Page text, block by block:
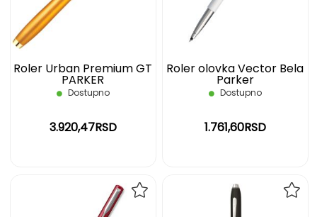
Roler Urban Premium GT
PARKER
Dostupno
3.920,47RSD
Roler olovka Vector Bela
Parker
Dostupno
1.761,60RSD